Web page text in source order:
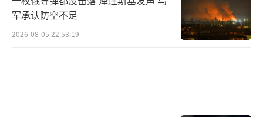
军承认防空不足
2026-08-05 22:53:19